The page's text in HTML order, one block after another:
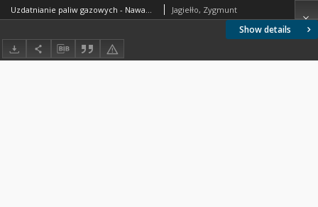
Show details
Uzdatnianie paliw gazowych - Nawanianie - Środki nawaniające - Wymagania i badania BN-74/0547-01 Arkusz 02 Jagiełło, Zygmunt